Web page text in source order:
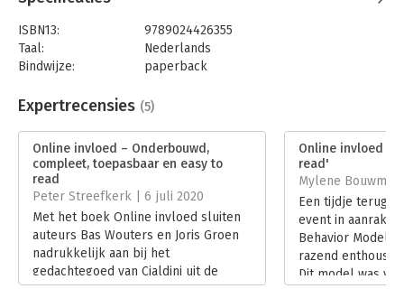
ISBN13:
9789024426355
Taal:
Nederlands
Bindwijze:
paperback
Uitgever:
Boom
Verschijningsdatum:
Hoofdrubriek: Marketing
Expertrecensies (5)
Online invloed – Onderbouwd,
compleet, toepasbaar en easy to
read
Peter Streefkerk | 6 juli 2020
Met het boek Online invloed sluiten
auteurs Bas Wouters en Joris Groen
nadrukkelijk aan bij het
gedachtegoed van Cialdini uit de
vorige eeuw en geven er een digitale
Online invloed -
read'
Mylene
Een tijdje terug
event in
Behavior Model,
razend
Dit model was